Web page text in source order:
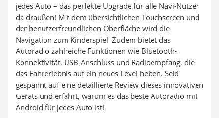
jedes Auto – das perfekte Upgrade für alle Navi-Nutzer
da draußen! Mit dem übersichtlichen Touchscreen und
der benutzerfreundlichen Oberfläche wird die
Navigation zum Kinderspiel. Zudem bietet das
Autoradio zahlreiche Funktionen wie Bluetooth-
Konnektivität, USB-Anschluss und Radioempfang, die
das Fahrerlebnis auf ein neues Level heben. Seid
gespannt auf eine detaillierte Review dieses innovativen
Geräts und erfahrt, warum es das beste Autoradio mit
Android für jedes Auto ist!